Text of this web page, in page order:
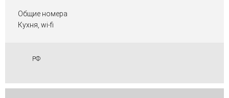
Общие номера
Кухня, wi-fi
РФ